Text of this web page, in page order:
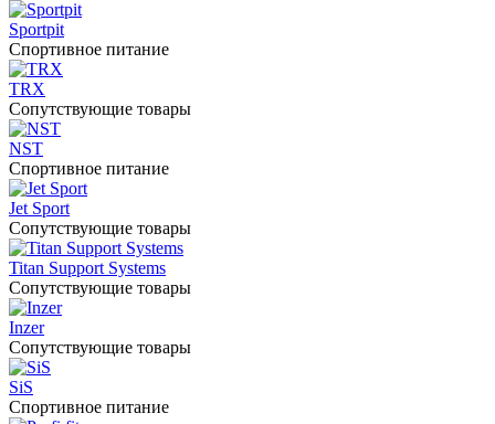
Sportpit
Спортивное питание
TRX
Сопутствующие товары
NST
Спортивное питание
Jet Sport
Сопутствующие товары
Titan Support Systems
Сопутствующие товары
Inzer
Сопутствующие товары
SiS
Спортивное питание